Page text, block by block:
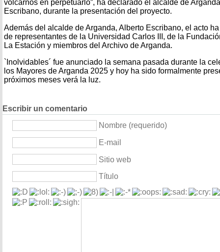
volcarnos en perpetuarlo”, ha declarado el alcalde de
Escribano, durante la presentación del proyecto.
Además del alcalde de Arganda, Alberto Escribano, el acto
de representantes de la Universidad Carlos III, de la
La Estación y miembros del Archivo de Arganda.
`Inolvidables´ fue anunciado la semana pasada durante la
los Mayores de Arganda 2025 y hoy ha sido formalmente
próximos meses verá la luz.
Escribir un comentario
Nombre (requerido)
E-mail
Sitio web
Título